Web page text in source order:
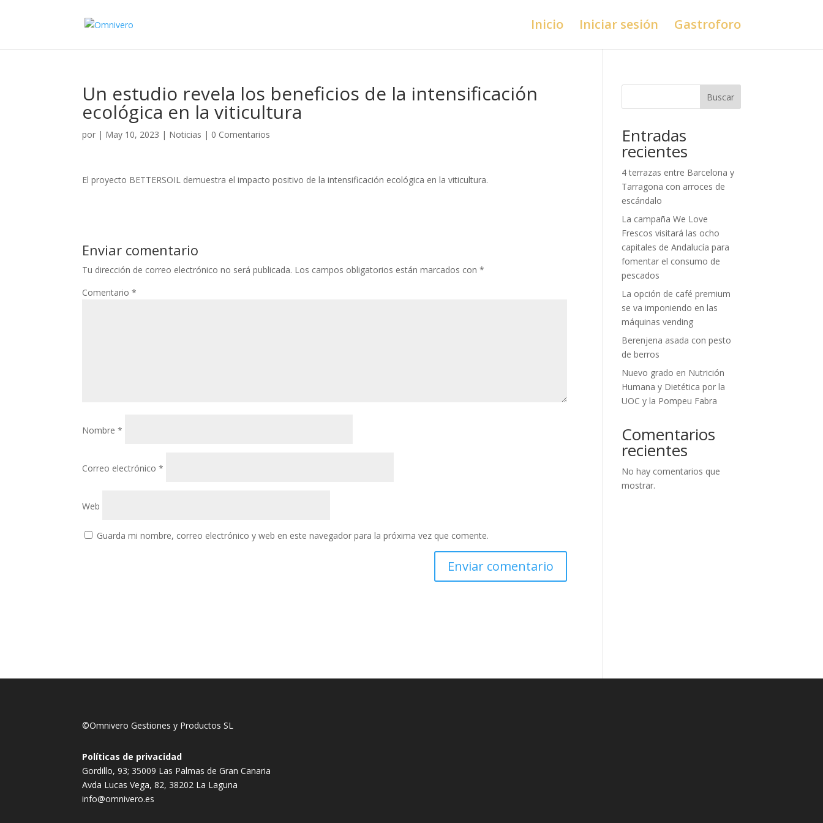
Inicio Iniciar sesión Gastroforo
Un estudio revela los beneficios de la intensificación
ecológica en la viticultura
por | May 10, 2023 | Noticias | 0 Comentarios
El proyecto BETTERSOIL demuestra el impacto positivo de la intensificación ecológica en la viticultura.
Enviar comentario
Tu dirección de correo electrónico no será publicada. Los campos obligatorios están marcados con*
Comentario*
Nombre*
Correo electrónico*
Web
Guarda mi nombre, correo electrónico y web en este navegador para la próxima vez que comente.
Buscar
Entradas
recientes
4 terrazas entre Barcelona y
Tarragona con arroces de
escándalo
La campaña We Love
Frescos visitará las ocho
capitales de Andalucía para
fomentar el consumo de
pescados
La opción de café premium
se va imponiendo en las
máquinas vending
Berenjena asada con pesto
de berros
Nuevo grado en Nutrición
Humana y Dietética por la
UOC y la Pompeu Fabra
Comentarios
recientes
No hay comentarios que
mostrar.
©Omnivero Gestiones y Productos SL
Políticas de privacidad
Gordillo, 93; 35009 Las Palmas de Gran Canaria
Avda Lucas Vega, 82, 38202 La Laguna
info@omnivero.es